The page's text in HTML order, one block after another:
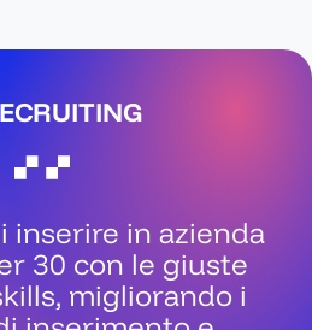
inserire in azienda
30 con le giuste
migliorando i